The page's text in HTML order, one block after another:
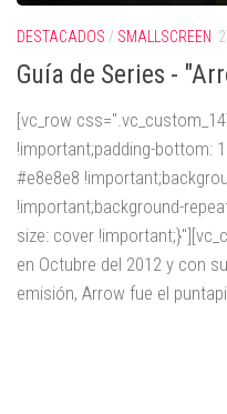
DESTACADOS / SMALLSCREEN
Guía de Series -
[vc_row
!important;padding-bottom:
#e8e8e8
!important;background-
size: cover
en Octubre del 2012 y con
emisión, Arrow fue el